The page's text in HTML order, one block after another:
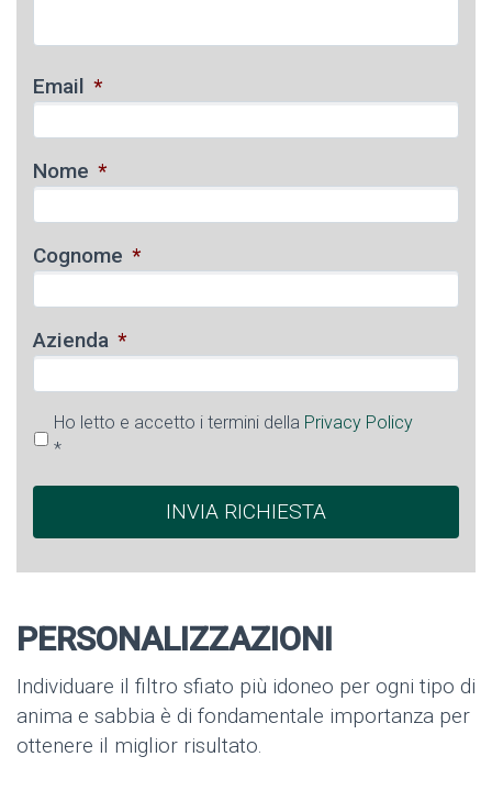
Email *
Nome *
Cognome *
Azienda *
Ho letto e accetto i termini della Privacy Policy
*
PERSONALIZZAZIONI
Individuare il filtro sfiato più idoneo per ogni tipo di
anima e sabbia è di fondamentale importanza per
ottenere il miglior risultato.